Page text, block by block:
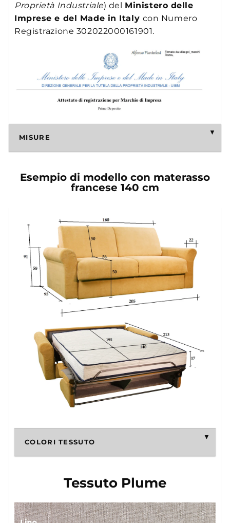
Proprietà Industriale) del
Ministero delle
Imprese e del Made in Italy con Numero
Registrazione 302022000161901.
MISURE
Esempio di modello con materasso
francese 140 cm
COLORI TESSUTO
Tessuto Plume